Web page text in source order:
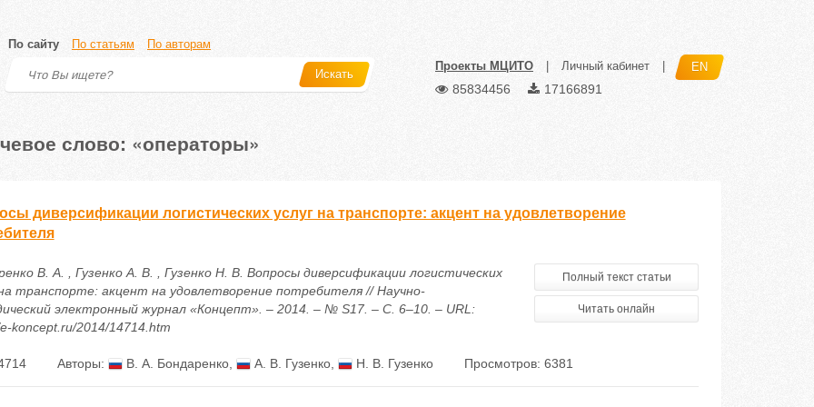
По сайту По статьям По авторам
Искать
Проекты МЦИТО Личный кабинет EN
85834456 17166891
слово: «операторы»
диверсификации логистических услуг на транспорте: акцент на удовлетворение
В. А. , Гузенко А. В. , Гузенко Н. В. Вопросы диверсификации логистических
транспорте: акцент на удовлетворение потребителя // Научно-
электронный журнал «Концепт». – 2014. – № S17. – С. 6–10. – URL:
koncept.ru/2014/14714.htm
Полный текст статьи
Читать онлайн
Авторы: В. А. Бондаренко, А. В. Гузенко, Н. В. Гузенко Просмотров: 6381